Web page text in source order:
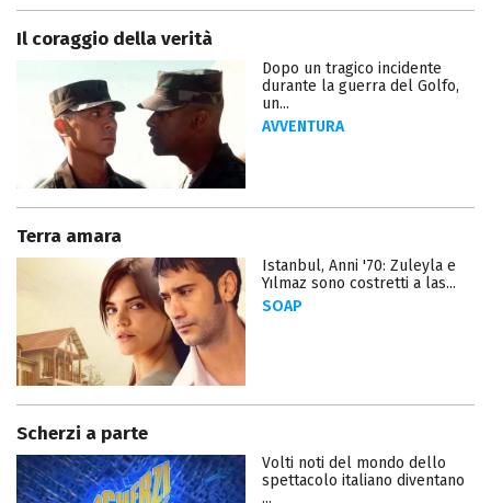
Il coraggio della verità
Dopo un tragico incidente
durante la guerra del Golfo,
un...
AVVENTURA
Terra amara
Istanbul, Anni '70: Zuleyla e
Yılmaz sono costretti a las...
SOAP
Scherzi a parte
Volti noti del mondo dello
spettacolo italiano diventano
...